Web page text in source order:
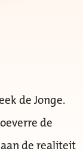
de Jonge.
de
de realiteit